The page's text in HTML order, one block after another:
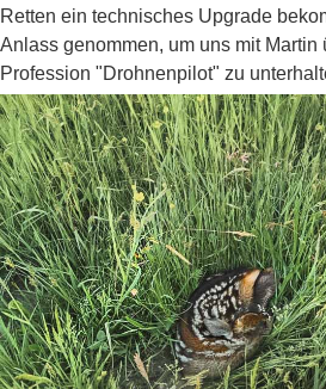
Retten ein technisches Upgrade
Anlass genommen, um uns mit
Profession "Drohnenpilot" zu